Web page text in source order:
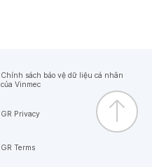
Chính sách bảo vệ dữ liệu cá nhân
của Vinmec
GR Privacy
GR Terms